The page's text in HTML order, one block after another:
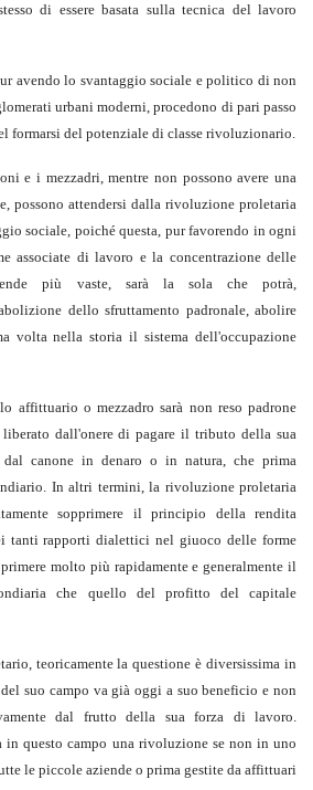
di essere basata sulla tecnica del lavoro
avendo lo svantaggio sociale e politico di non
urbani moderni, procedono di pari passo
formarsi del potenziale di classe rivoluzionario.
e i mezzadri, mentre non possono avere una
possono attendersi dalla rivoluzione proletaria
sociale, poiché questa, pur favorendo in ogni
associate di lavoro e la concentrazione delle
più vaste, sarà la sola che potrà,
dello sfruttamento padronale, abolire
volta nella storia il sistema dell'occupazione
affittuario o mezzadro sarà non reso padrone
dall'onere di pagare il tributo della sua
canone in denaro o in natura, che prima
In altri termini, la rivoluzione proletaria
sopprimere il principio della rendita
tanti rapporti dialettici nel giuoco delle forme
molto più rapidamente e generalmente il
che quello del profitto del capitale
teoricamente la questione è diversissima in
suo campo va già oggi a suo beneficio e non
dal frutto della sua forza di lavoro.
in questo campo una rivoluzione se non in uno
le piccole aziende o prima gestite da affittuari